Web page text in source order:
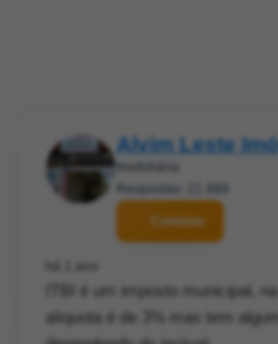
Alvim Leste
Imobiliária
Respostas: 21.889
Contatar
há 1 ano
ITBI é um imposto municipal,
alíquota é de 3% mas tem